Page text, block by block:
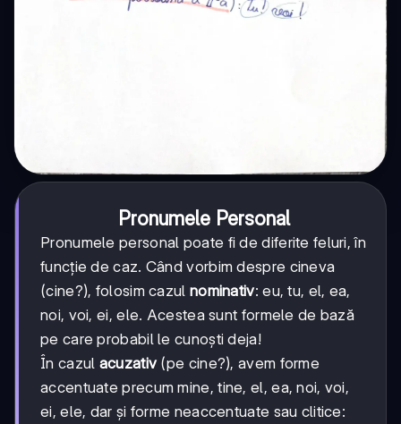
Pronumele Personal
Pronumele personal poate fi de diferite feluri, în
funcție de caz. Când vorbim despre cineva
(cine?), folosim cazul nominativ: eu, tu, el, ea,
noi, voi, ei, ele. Acestea sunt formele de bază
pe care probabil le cunoști deja!
În cazul acuzativ(pe cine?), avem forme
accentuate precum mine, tine, el, ea, noi, voi,
ei, ele, dar și forme neaccentuate sau clitice: